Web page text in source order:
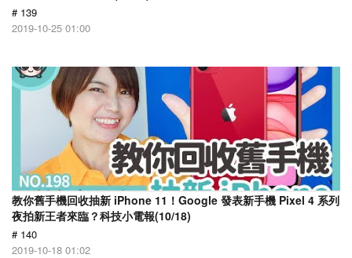
# 139
2019-10-25 01:00
教你舊手機回收抽新 iPhone 11！Google 發表新手機 Pixel 4 系列
夜拍新王者來臨？科技小電報(10/18)
# 140
2019-10-18 01:02